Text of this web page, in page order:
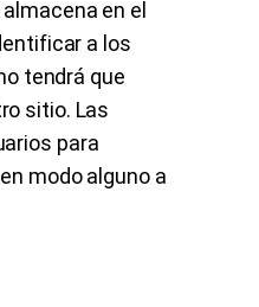
en el
a los
tendrá que
sitio. Las
para
modo alguno a